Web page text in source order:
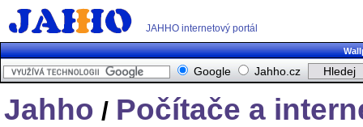
JAHHO internetový portál
Google Jahho.cz
Jahho / Počítače a